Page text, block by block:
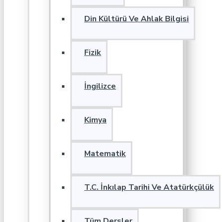
Din Kültürü Ve Ahlak Bilgisi
Fizik
İngilizce
Kimya
Matematik
T.C. İnkılap Tarihi Ve Atatürkçülük